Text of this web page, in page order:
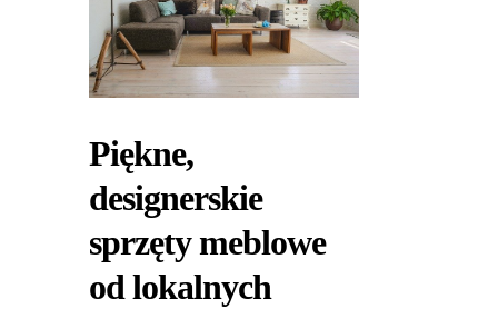
Piękne,
designerskie
sprzęty meblowe
od lokalnych